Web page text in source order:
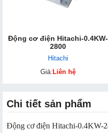
Động cơ điện Hitachi-0.4KW-
2800
Hitachi
Giá:Liên hệ
Chi tiết sản phẩm
Động cơ điện Hitachi-0.4KW-